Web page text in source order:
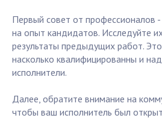
Первый совет от профессионалов
на опыт кандидатов. Исследуйте
результаты предыдущих работ.
насколько квалифицированны и
исполнители.
Далее, обратите внимание на
чтобы ваш исполнитель был